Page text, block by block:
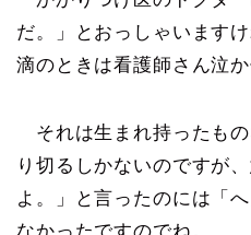
だ。」とおっしゃいます
滴のときは看護師さん泣か
それは生まれ持ったも
り切るしかないのですが
よ。」と言ったのには「